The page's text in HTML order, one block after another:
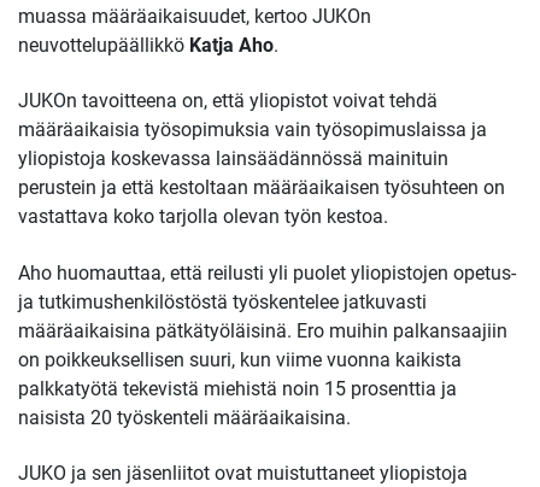
muassa määräaikaisuudet, kertoo JUKOn
neuvottelupäällikkö Katja Aho.
JUKOn tavoitteena on, että yliopistot voivat tehdä
määräaikaisia työsopimuksia vain työsopimuslaissa ja
yliopistoja koskevassa lainsäädännössä mainituin
perustein ja että kestoltaan määräaikaisen työsuhteen on
vastattava koko tarjolla olevan työn kestoa.
Aho huomauttaa, että reilusti yli puolet yliopistojen opetus-
ja tutkimushenkilöstöstä työskentelee jatkuvasti
määräaikaisina pätkätyöläisinä. Ero muihin palkansaajiin
on poikkeuksellisen suuri, kun viime vuonna kaikista
palkkatyötä tekevistä miehistä noin 15 prosenttia ja
naisista 20 työskenteli määräaikaisina.
JUKO ja sen jäsenliitot ovat muistuttaneet yliopistoja